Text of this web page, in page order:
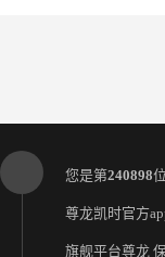
您是第240898
尊龙凯时官方
旗舰平台尊龙